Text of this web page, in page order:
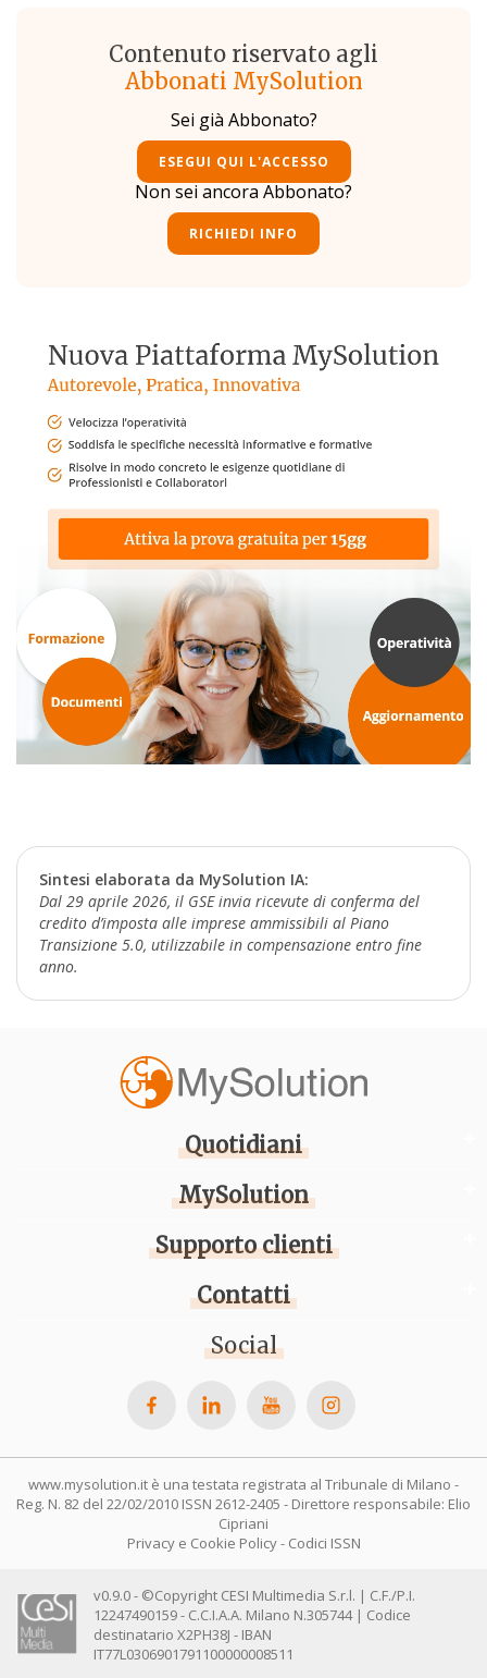
Contenuto riservato agli
Abbonati MySolution
Sei già Abbonato?
ESEGUI QUI L'ACCESSO
Non sei ancora Abbonato?
RICHIEDI INFO
Sintesi elaborata da MySolution IA:
Dal 29 aprile 2026, il GSE invia ricevute di conferma del
credito d’imposta alle imprese ammissibili al Piano
Transizione 5.0, utilizzabile in compensazione entro fine
anno.
Quotidiani
MySolution
Supporto clienti
Contatti
Social
www.mysolution.it è una testata registrata al Tribunale di Milano -
Reg. N. 82 del 22/02/2010 ISSN 2612-2405 - Direttore responsabile: Elio
Cipriani
Privacy e Cookie Policy- Codici ISSN
v0.9.0 - ©Copyright CESI Multimedia S.r.l. | C.F./P.I.
12247490159 - C.C.I.A.A. Milano N.305744 | Codice
destinatario X2PH38J - IBAN
IT77L0306901791100000008511